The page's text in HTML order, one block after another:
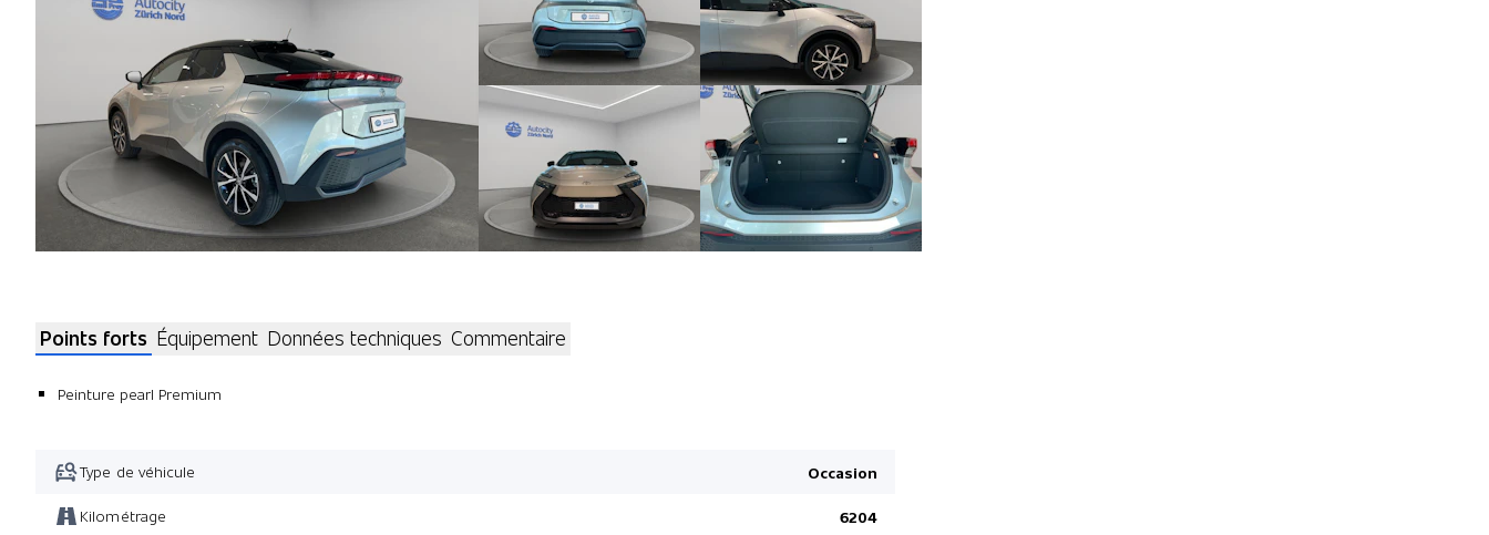
Points forts Équipement Données techniques Commentaire
Peinture pearl Premium
Type de véhicule Occasion
Kilométrage 6204